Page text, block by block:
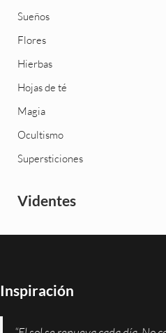
Sueños
Flores
Hierbas
Hojas de té
Magia
Ocultismo
Supersticiones
Videntes
Inspiración